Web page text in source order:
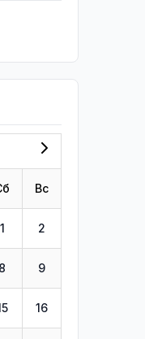
Вс
1 2
8 9
16